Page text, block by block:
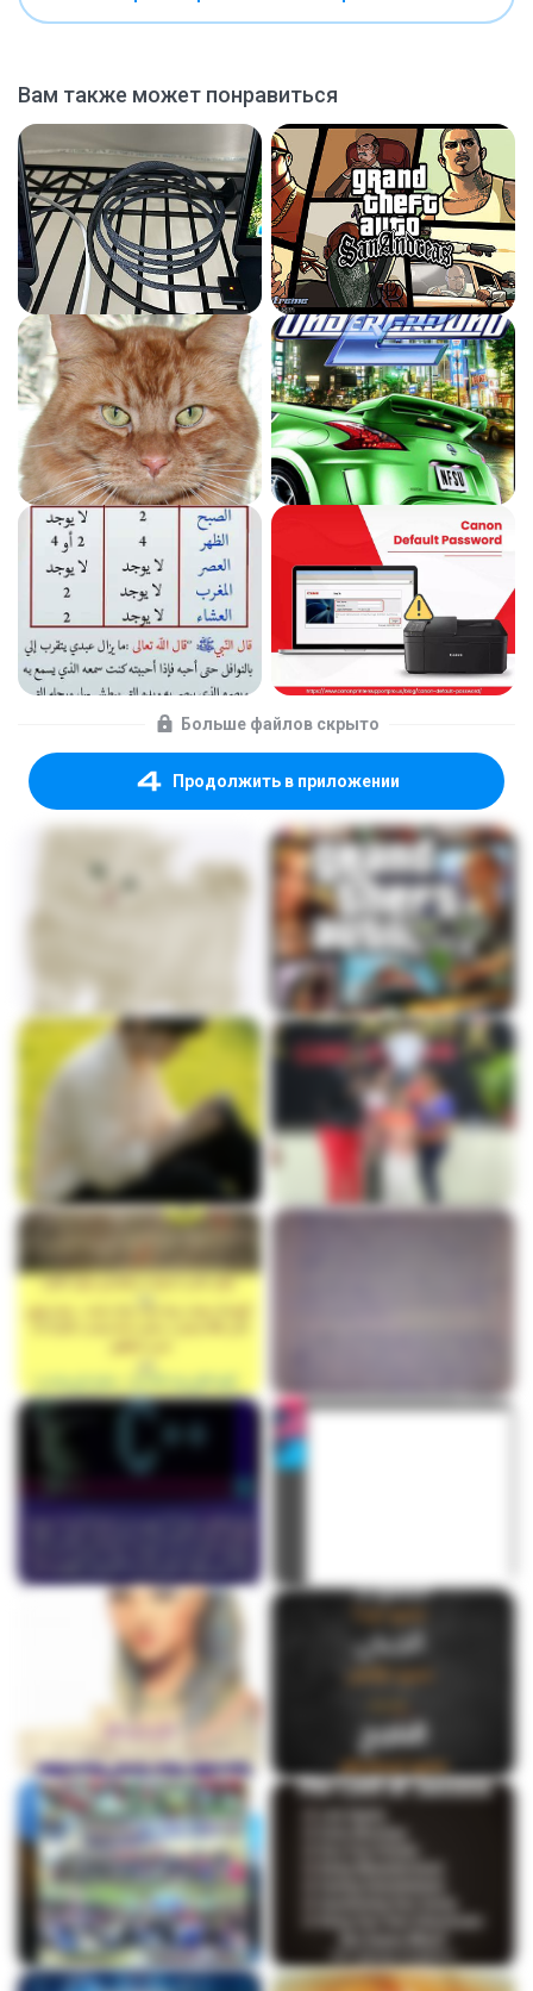
Вам также может понравиться
Больше файлов скрыто
Продолжить в приложении